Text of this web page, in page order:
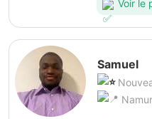
Voir le
Samuel
Namur